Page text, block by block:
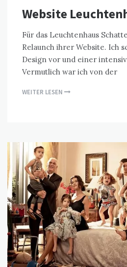
Website
Für das Leuchtenhaus
Relaunch ihrer Website. Ich
Design vor und einer
Vermutlich war ich von der
WEITER LESEN